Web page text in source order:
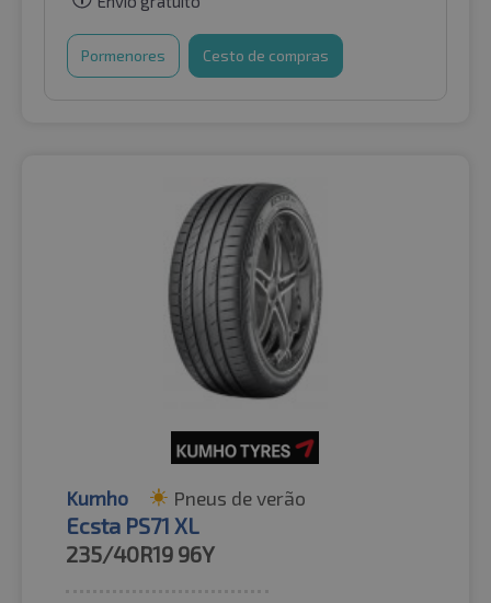
Pormenores Cesto de compras
Kumho Pneus de verão
Ecsta PS71 XL
235/40R19 96Y